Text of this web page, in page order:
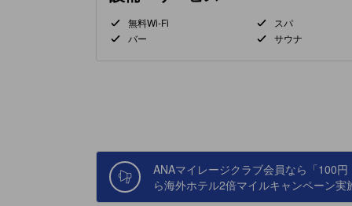
無料Wi-Fi
スパ
バー
サウナ
ANAマイレージクラブ会員なら「100
ら海外ホテル2倍マイルキャンペーン